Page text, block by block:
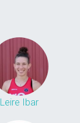
Leire Ibar